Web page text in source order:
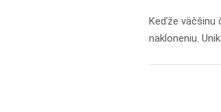
Keďže väčšinu
nakloneniu.